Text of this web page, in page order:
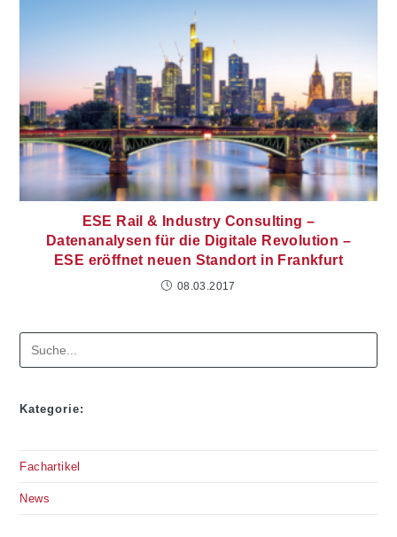
ESE Rail & Industry Consulting –
Datenanalysen für die Digitale Revolution –
ESE eröffnet neuen Standort in Frankfurt
08.03.2017
Suchen
Kategorie:
Fachartikel
News